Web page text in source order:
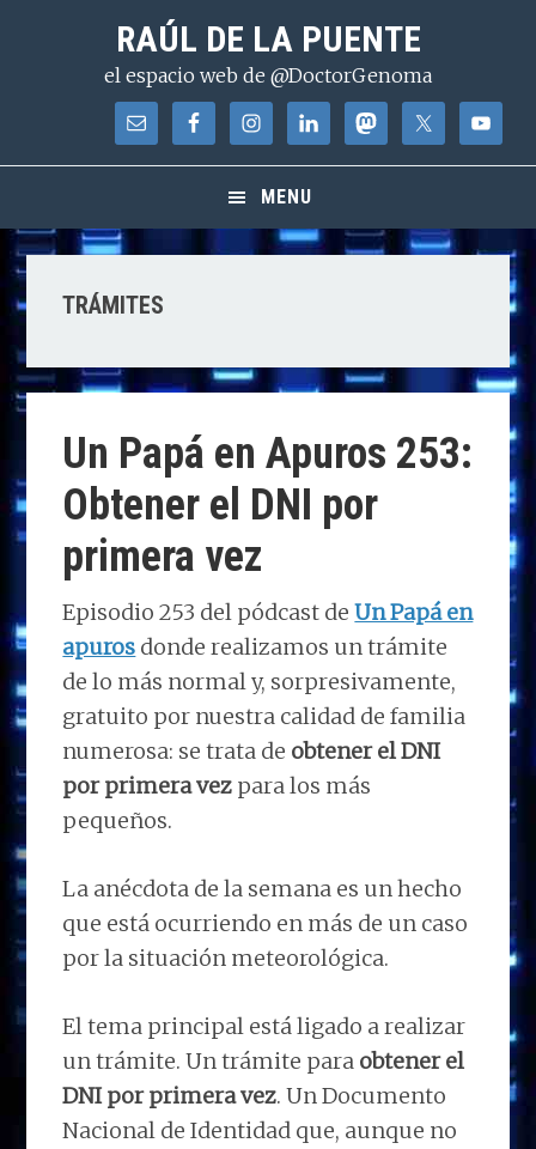
contenido
RAÚL DE LA PUENTE
el espacio web de @DoctorGenoma
MENU
TRÁMITES
Un Papá en Apuros 253:
Obtener el DNI por
primera vez
Episodio 253 del pódcast deUn Papá en
apuros donde realizamos un trámite
de lo más normal y, sorpresivamente,
gratuito por nuestra calidad de familia
numerosa: se trata de obtener el DNI
por primera vez para los más
pequeños.
La anécdota de la semana es un hecho
que está ocurriendo en más de un caso
por la situación meteorológica.
El tema principal está ligado a realizar
un trámite. Un trámite para obtener el
DNI por primera vez. Un Documento
Nacional de Identidad que, aunque no